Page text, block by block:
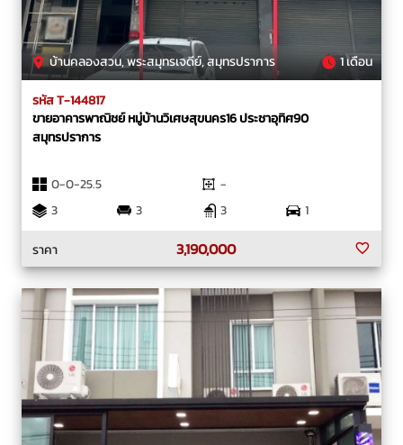
บ้านคลองสวน, พระสมุทรเจดีย์, สมุทรปราการ 1 เดือน
รหัส T-144817
ขายอาคารพาณิชย์ หมู่บ้านวิเศษสุขนคร16 ประชาอุทิศ90
สมุทรปราการ
0-0-25.5
-
3
3 3
1
ราคา
3,190,000